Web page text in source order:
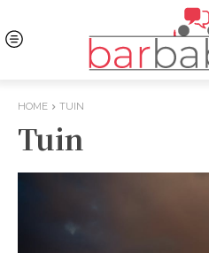
HOME TUIN
Tuin